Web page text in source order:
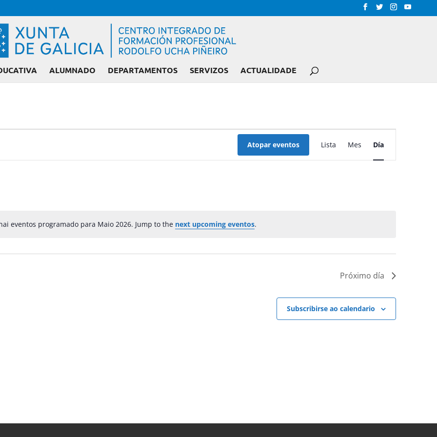
ALUMNADO DEPARTAMENTOS SERVIZOS ACTUALIDADE
Notice
eventos programado para Maio 2026. Jump to the next upcoming eventos.
Atopar eventos
NAVEGACIÓN
DE
VISTAS
Lista Mes Día
Próximo día
Subscribirse ao calendario